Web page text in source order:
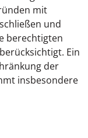
mit
und
berechtigten
Ein
der
insbesondere